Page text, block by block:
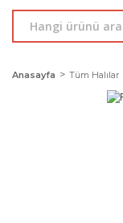
Anasayfa Tüm Halılar